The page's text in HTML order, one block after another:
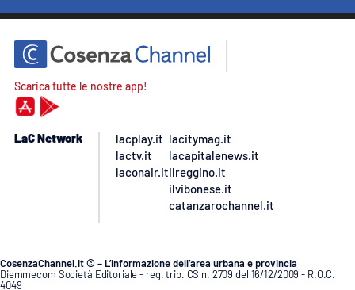
Scarica tutte le nostre app!
LaC Network
lacplay.it
lactv.it
laconair.it
lacitymag.it
lacapitalenews.it
ilreggino.it
ilvibonese.it
catanzarochannel.it
CosenzaChannel.it © – L’informazione dell’area urbana e provincia
Diemmecom Società Editoriale - reg. trib. CS n. 2709 del 16/12/2009 - R.O.C.
4049